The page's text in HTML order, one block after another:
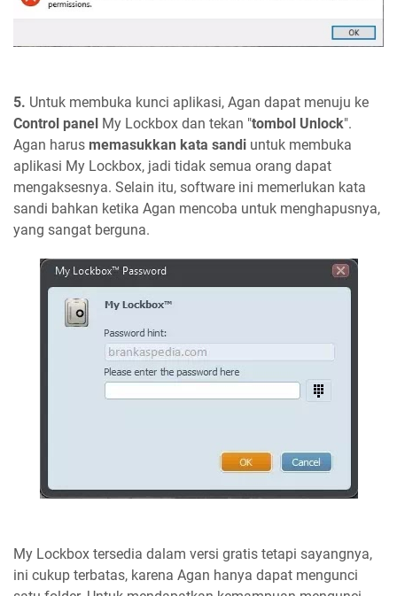
5. Untuk membuka kunci aplikasi, Agan dapat menuju ke
Control panel My Lockbox dan tekan "tombol Unlock".
Agan harus memasukkan kata sandi untuk membuka
aplikasi My Lockbox, jadi tidak semua orang dapat
mengaksesnya. Selain itu, software ini memerlukan kata
sandi bahkan ketika Agan mencoba untuk menghapusnya,
yang sangat berguna.
My Lockbox tersedia dalam versi gratis tetapi sayangnya,
ini cukup terbatas, karena Agan hanya dapat mengunci